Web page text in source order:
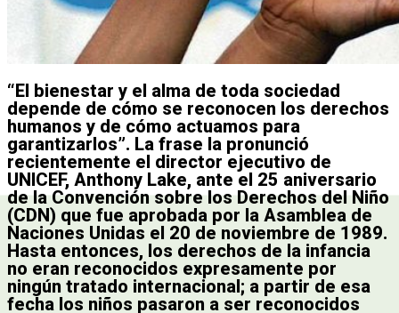
“El bienestar y el alma de toda sociedad
depende de cómo se reconocen los derechos
humanos y de cómo actuamos para
garantizarlos”. La frase la pronunció
recientemente el director ejecutivo de
UNICEF, Anthony Lake, ante el 25 aniversario
de la Convención sobre los Derechos del Niño
(CDN) que fue aprobada por la Asamblea de
Naciones Unidas el 20 de noviembre de 1989.
Hasta entonces, los derechos de la infancia
no eran reconocidos expresamente por
ningún tratado internacional; a partir de esa
fecha los niños pasaron a ser reconocidos